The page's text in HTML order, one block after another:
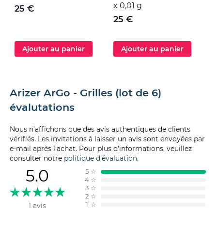
25 €
Ajouter au panier
x 0,01 g
25 €
Ajouter au panier
Arizer ArGo - Grilles (lot de 6)
évalutations
Nous n'affichons que des avis authentiques de clients
vérifiés. Les invitations à laisser un avis sont envoyées par
e-mail après l'achat. Pour plus d'informations, veuillez
consulter notre politique d'évaluation.
5.0
1 avis
5 ☆
4 ☆
3 ☆
2 ☆
1 ☆